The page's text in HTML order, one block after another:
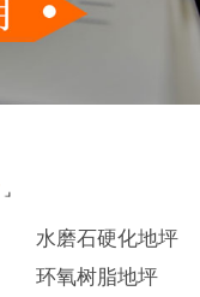
水磨石硬化地坪
环氧树脂地坪